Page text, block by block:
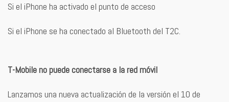
Si el iPhone ha activado el punto de acceso
Si el iPhone se ha conectado al Bluetooth del T2C.
T-Mobile no puede conectarse a la red móvil
Lanzamos una nueva actualización de la versión el 10 de